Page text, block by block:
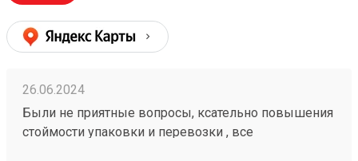
26.06.2024
Были не приятные вопросы, ксательно повышения
стоймости упаковки и перевозки , все